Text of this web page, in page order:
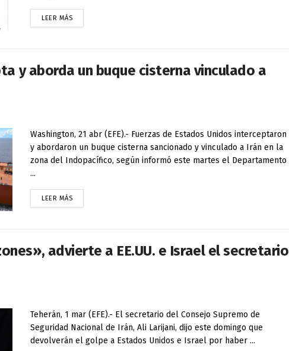
LEER MÁS
y aborda un buque cisterna vinculado a
Washington, 21 abr (EFE).- Fuerzas de Estados Unidos interceptaron
y abordaron un buque cisterna sancionado y vinculado a Irán en la
zona del Indopacífico, según informó este martes el Departamento
...
LEER MÁS
advierte a EE.UU. e Israel el secretario
Teherán, 1 mar (EFE).- El secretario del Consejo Supremo de
Seguridad Nacional de Irán, Ali Larijani, dijo este domingo que
devolverán el golpe a Estados Unidos e Israel por haber ...